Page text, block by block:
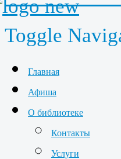
Toggle
Главная
Афиша
О библиотеке
Контакты
Услуги